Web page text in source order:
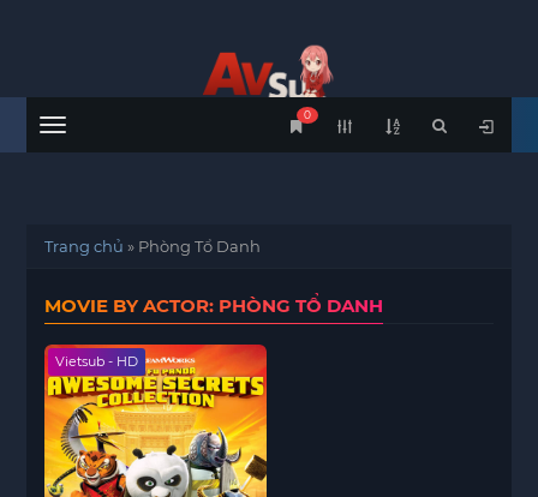
Menu
0
Trang chủ » Phòng Tổ Danh
MOVIE BY ACTOR: PHÒNG TỔ DANH
Vietsub - HD